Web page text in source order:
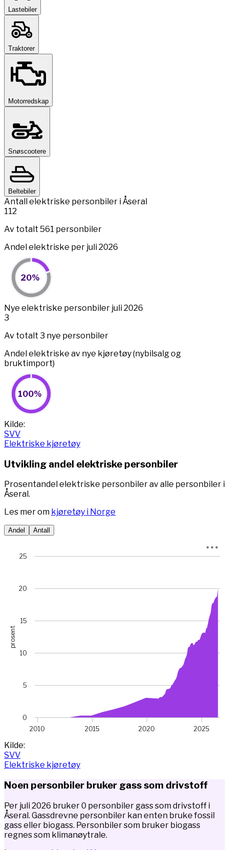
Lastebiler
Traktorer
Motorredskap
Snøscootere
Beltebiler
Antall elektriske personbiler i Åseral
112
Av totalt 561 personbiler
Andel elektriske per juli 2026
20%
Pie chart with 2 slices.
View as data table, 20%
20%
End of interactive chart.
Nye elektriske personbiler juli 2026
3
Av totalt 3 nye personbiler
Andel elektriske av nye kjøretøy (nybilsalg og
bruktimport)
100%
Pie chart with 2 slices.
View as data table, 100%
100%
End of interactive chart.
Kilde:
SVV
Elektriske kjøretøy
Utvikling andel elektriske personbiler
Prosentandel elektriske personbiler av alle personbiler i
Åseral.
Les mer om kjøretøy i Norge
Andel Antall
The chart has 1 X axis displaying Time. Data ranges from
The chart has 1 Y axis displaying prosent. Data ranges
prosent
2010 2015 2020 2025
0
5
10
15
20
25
End of interactive chart.
Kilde:
SVV
Elektriske kjøretøy
Noen personbiler bruker gass som drivstoff
Per juli 2026 bruker 0 personbiler gass som drivstoff i
Åseral. Gassdrevne personbiler kan enten bruke fossil
gass eller biogass. Personbiler som bruker biogass
regnes som klimanøytrale.